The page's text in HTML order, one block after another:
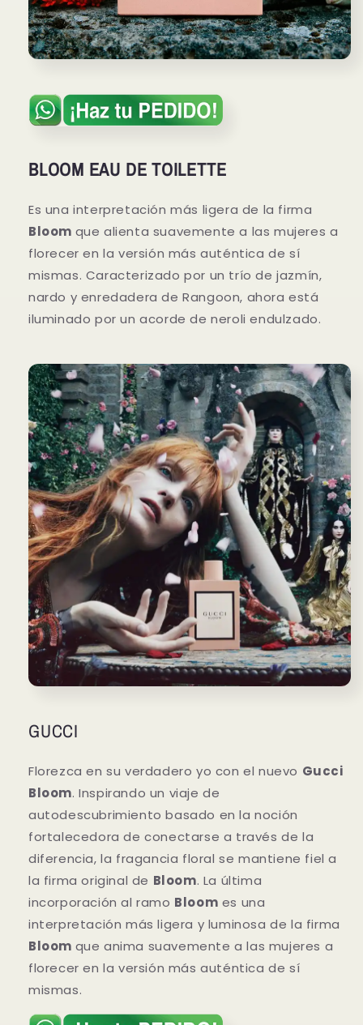
BLOOM EAU DE TOILETTE
Es una interpretación más ligera de la firma
Bloom que alienta suavemente a las mujeres a
florecer en la versión más auténtica de sí
mismas. Caracterizado por un trío de jazmín,
nardo y enredadera de Rangoon, ahora está
iluminado por un acorde de neroli endulzado.
GUCCI
Florezca en su verdadero yo con el nuevo Gucci
Bloom. Inspirando un viaje de
autodescubrimiento basado en la noción
fortalecedora de conectarse a través de la
diferencia, la fragancia floral se mantiene fiel a
la firma original de Bloom. La última
incorporación al ramo Bloom es una
interpretación más ligera y luminosa de la firma
Bloom que anima suavemente a las mujeres a
florecer en la versión más auténtica de sí
mismas.